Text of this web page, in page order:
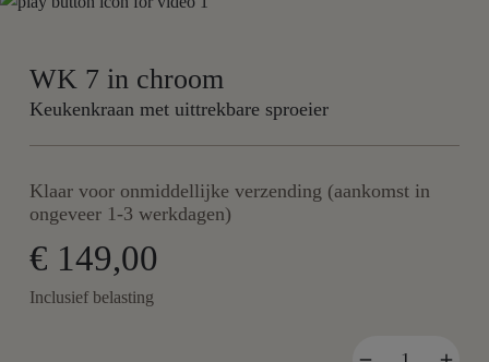
WK 7 in chroom
Keukenkraan met uittrekbare sproeier
Klaar voor onmiddellijke verzending (aankomst in
ongeveer 1-3 werkdagen)
€ 149,00
Inclusief belasting